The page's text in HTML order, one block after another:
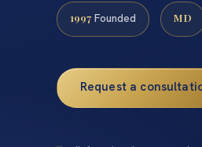
1997 Founded MD
Request a